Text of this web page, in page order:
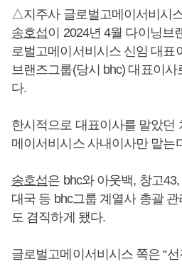
△지주사 글로벌고메이서비시
송호섭이 2024년 4월 다이닝브
로벌고메이서비시스 신임 대표
브랜즈그룹(당시 bhc) 대표이
다.
한시적으로 대표이사를 맡았던
메이서비시스 사내이사만 맡는
송호섭은 bhc와 아웃백, 창고
대국 등 bhc그룹 계열사 총괄
도 겸직하게 됐다.
글로벌고메이서비시스 쪽은 “